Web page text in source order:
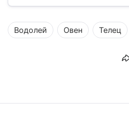
Водолей Овен Телец